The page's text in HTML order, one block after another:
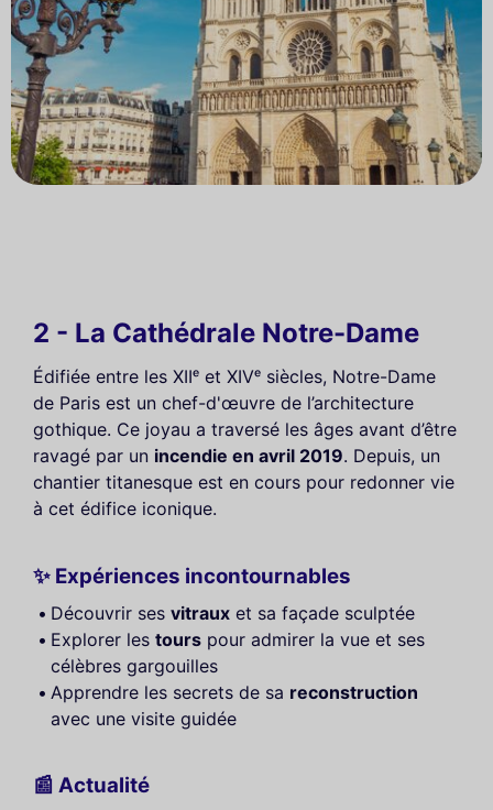
2 - La Cathédrale Notre-Dame
Édifiée entre les XIIᵉ et XIVᵉ siècles, Notre-Dame
de Paris est un chef-d'œuvre de l’architecture
gothique. Ce joyau a traversé les âges avant d’être
ravagé par un incendie en avril 2019. Depuis, un
chantier titanesque est en cours pour redonner vie
à cet édifice iconique.
✨ Expériences incontournables
Découvrir ses vitraux et sa façade sculptée
Explorer les tours pour admirer la vue et ses
célèbres gargouilles
Apprendre les secrets de sa reconstruction
avec une visite guidée
📰 Actualité